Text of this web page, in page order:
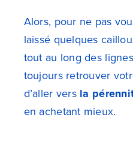
Alors, pour ne pas
laissé quelques
tout au long des
toujours retrouver
d’aller vers la
en achetant mieux.